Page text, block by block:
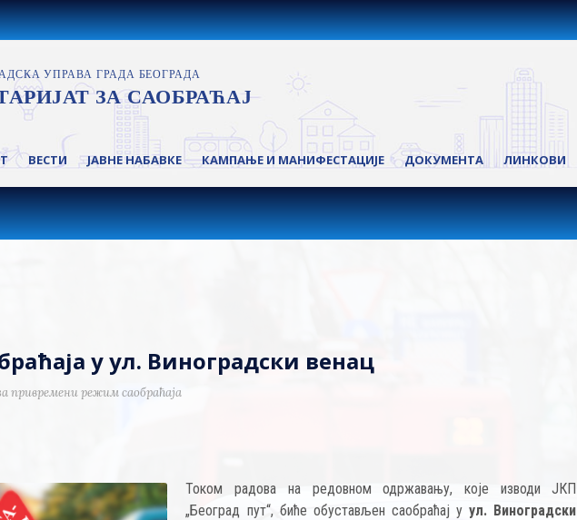
ВЕСТИ ЈАВНЕ НАБАВКЕ КАМПАЊЕ И МАНИФЕСТАЦИЈЕ ДОКУМЕНТА ЛИНКОВИ
у ул. Виноградски венац
привремени режим саобраћаја
Током радова на редовном одржавању, које изводи ЈКП
„Београд пут“, биће обустављен саобраћај уул. Виноградски